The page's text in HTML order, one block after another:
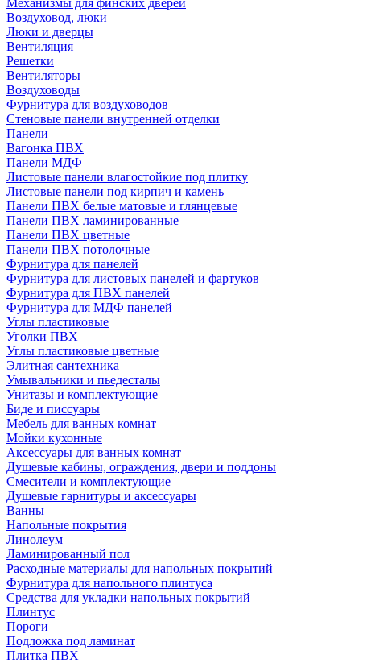
Механизмы для финских дверей
Воздуховод, люки
Люки и дверцы
Вентиляция
Решетки
Вентиляторы
Воздуховоды
Фурнитура для воздуховодов
Стеновые панели внутренней отделки
Панели
Вагонка ПВХ
Панели МДФ
Листовые панели влагостойкие под плитку
Листовые панели под кирпич и камень
Панели ПВХ белые матовые и глянцевые
Панели ПВХ ламинированные
Панели ПВХ цветные
Панели ПВХ потолочные
Фурнитура для панелей
Фурнитура для листовых панелей и фартуков
Фурнитура для ПВХ панелей
Фурнитура для МДФ панелей
Углы пластиковые
Уголки ПВХ
Углы пластиковые цветные
Элитная сантехника
Умывальники и пьедесталы
Унитазы и комплектующие
Биде и писсуары
Мебель для ванных комнат
Мойки кухонные
Аксессуары для ванных комнат
Душевые кабины, ограждения, двери и поддоны
Смесители и комплектующие
Душевые гарнитуры и аксессуары
Ванны
Напольные покрытия
Линолеум
Ламинированный пол
Расходные материалы для напольных покрытий
Фурнитура для напольного плинтуса
Средства для укладки напольных покрытий
Плинтус
Пороги
Подложка под ламинат
Плитка ПВХ